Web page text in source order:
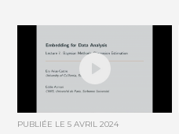
PUBLIÉE LE5 AVRIL 2024